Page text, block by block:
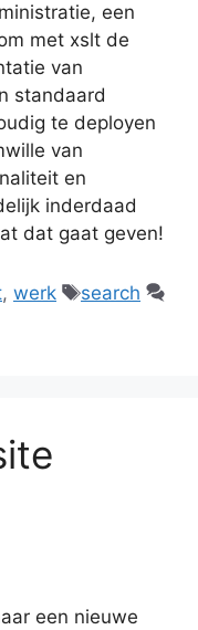
een
met xslt de
van
standaard
te deployen
van
en
inderdaad
dat gaat geven!
, werk Tags
search
een nieuwe